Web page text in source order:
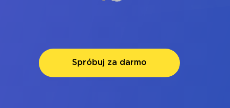
Spróbuj za darmo